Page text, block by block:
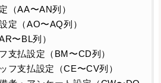
（AA〜AN列）
定（AO〜AQ列）
〜BL列）
支払設定（BM〜CD列）
フ支払設定（CE〜CV列）